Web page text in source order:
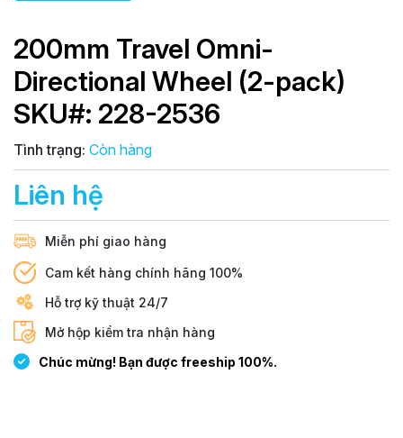
200mm Travel Omni-
Directional Wheel (2-pack)
SKU#: 228-2536
Tình trạng: Còn hàng
Liên hệ
Miễn phí giao hàng
Cam kết hàng chính hãng 100%
Hỗ trợ kỹ thuật 24/7
Mở hộp kiểm tra nhận hàng
Chúc mừng! Bạn được freeship 100%.